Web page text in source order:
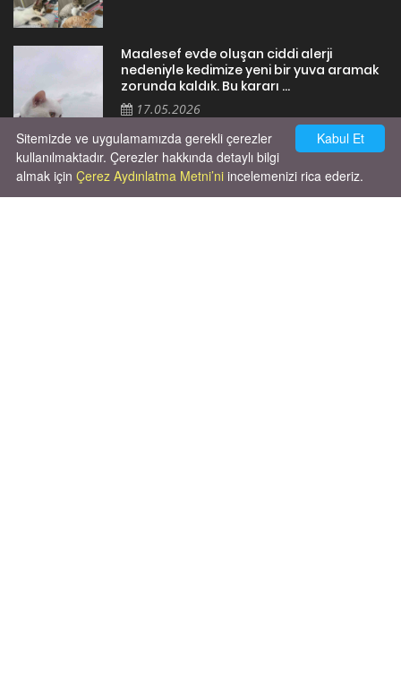
Maalesef evde oluşan ciddi alerji
nedeniyle kedimize yeni bir yuva aramak
zorunda kaldık. Bu kararı ...
17.05.2026
Kabul Et
Sitemizde ve uygulamamızda gerekli çerezler
kullanılmaktadır. Çerezler hakkında detaylı bilgi
almak için Çerez Aydınlatma Metni’ni incelemenizi rica ederiz.